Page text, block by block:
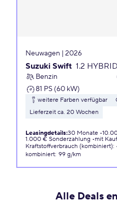
Neuwagen | 2026
Suzuki Swift 1.2
Benzin
81 PS (60 kW)
weitere Farben verfügbar
Lieferzeit ca. 20 Wochen
Leasingdetails:30 Monate
1.000 € Sonderzahlung
mit
Kraftstoffverbrauch (kombiniert):
kombiniert: 99 g/km
Alle Deals